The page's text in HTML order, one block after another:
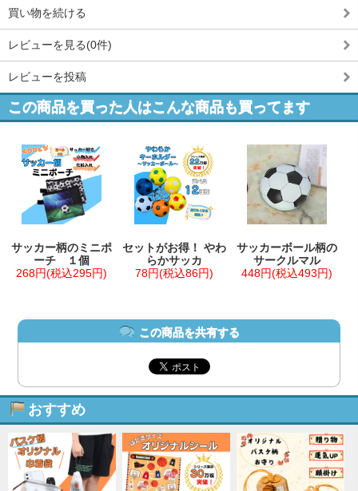
買い物を続ける
レビューを見る(0件)
レビューを投稿
この商品を買った人はこんな商品も買ってます
サッカー柄のミニポ
ーチ １個
268円(税込295円)
セットがお得！ やわ
らかサッカ
78円(税込86円)
サッカーボール柄の
サークルマル
448円(税込493円)
この商品を共有する
おすすめ